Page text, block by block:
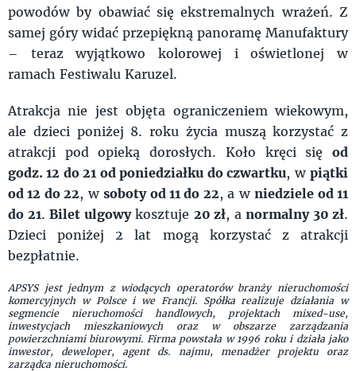
powodów by obawiać się ekstremalnych wrażeń. Z
samej góry widać przepiękną panoramę Manufaktury
– teraz wyjątkowo kolorowej i oświetlonej w
ramach Festiwalu Karuzel.
Atrakcja nie jest objęta ograniczeniem wiekowym,
ale dzieci poniżej 8. roku życia muszą korzystać z
atrakcji pod opieką dorosłych. Koło kręci się od
godz. 12 do 21 od poniedziałku do czwartku, wpiątki
od 12 do 22, wsoboty od 11 do 22, a wniedziele od 11
do 21. Bilet ulgowykosztuje 20 zł, a normalny 30 zł.
Dzieci poniżej 2 lat mogą korzystać z atrakcji
bezpłatnie.
APSYS jest jednym z wiodących operatorów branży nieruchomości
komercyjnych w Polsce i we Francji. Spółka realizuje działania w
segmencie nieruchomości handlowych, projektach mixed-use,
inwestycjach mieszkaniowych oraz w obszarze zarządzania
powierzchniami biurowymi. Firma powstała w 1996 roku i działa jako
inwestor, deweloper, agent ds. najmu, menadżer projektu oraz
zarządca nieruchomości.